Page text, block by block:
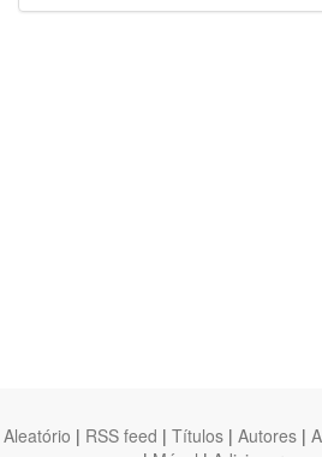
Aleatório | RSS feed | Títulos | Autores |